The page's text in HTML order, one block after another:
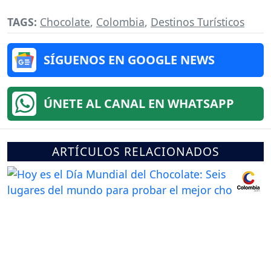
TAGS: Chocolate, Colombia, Destinos Turísticos
SÍGUENOS EN GOOGLE NEWS
ÚNETE AL CANAL EN WHATSAPP
ARTÍCULOS RELACIONADOS